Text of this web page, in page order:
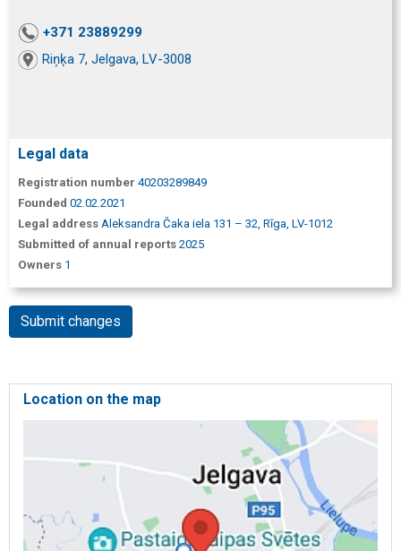
+371 23889299
Riņķa 7, Jelgava, LV-3008
Legal data
Registration number 40203289849
Founded 02.02.2021
Legal address Aleksandra Čaka iela 131 – 32, Rīga, LV-1012
Submitted of annual reports 2025
Owners 1
Submit changes
Location on the map